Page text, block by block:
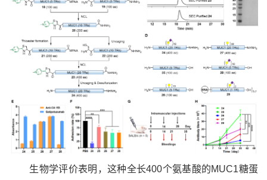
生物学评价表明，这种全长400个氨基酸的MUC1糖蛋